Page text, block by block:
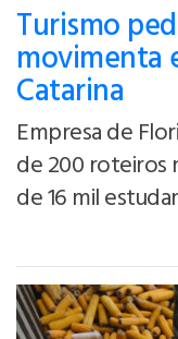
Turismo
movimenta
Catarina
Empresa de
de 200 roteiros
de 16 mil